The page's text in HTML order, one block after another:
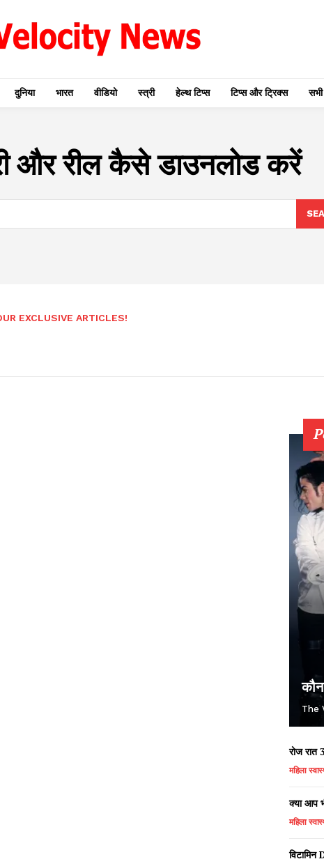
दुनिया भारत वीडियो स्त्री हेल्थ टिप्स टिप्स और ट्रिक्स सभी
और रील कैसे डाउनलोड करें
EXCLUSIVE ARTICLES!
The
रोज रात
महिला
क्या आप
महिला